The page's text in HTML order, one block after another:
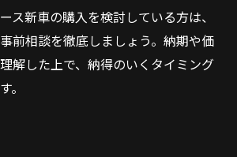
ス新車の購入を検討している方は、
前相談を徹底しましょう。納期や価
解した上で、納得のいくタイミング
。